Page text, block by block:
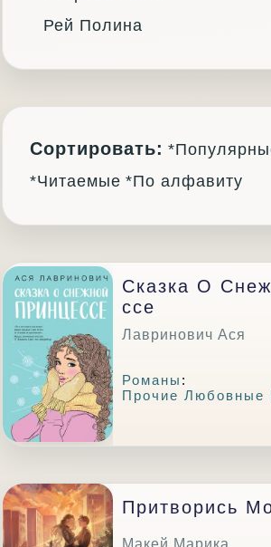
Рей Полина
Сортировать:
*Читаемые *По алфавиту
Сказка О
Ссе
Лавринович Ася
Романы :
Прочие Любовные
Притворись
Макей Марика